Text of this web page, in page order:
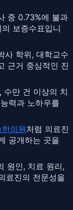
중 0.73%에 불과
보증수표입니
사 학위, 대학교수
근거 중심적인 진
수만 건 이상의 치
력과 노하우를
의원처럼 의료진
공개하는 곳을
원인, 치료 원리,
료진의 전문성을